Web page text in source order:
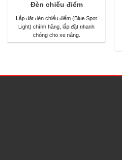
Đèn chiếu điểm
Lắp đặt đèn chiếu điểm (Blue Spot
Light) chính hãng, lắp đặt nhanh
chóng cho xe nâng.